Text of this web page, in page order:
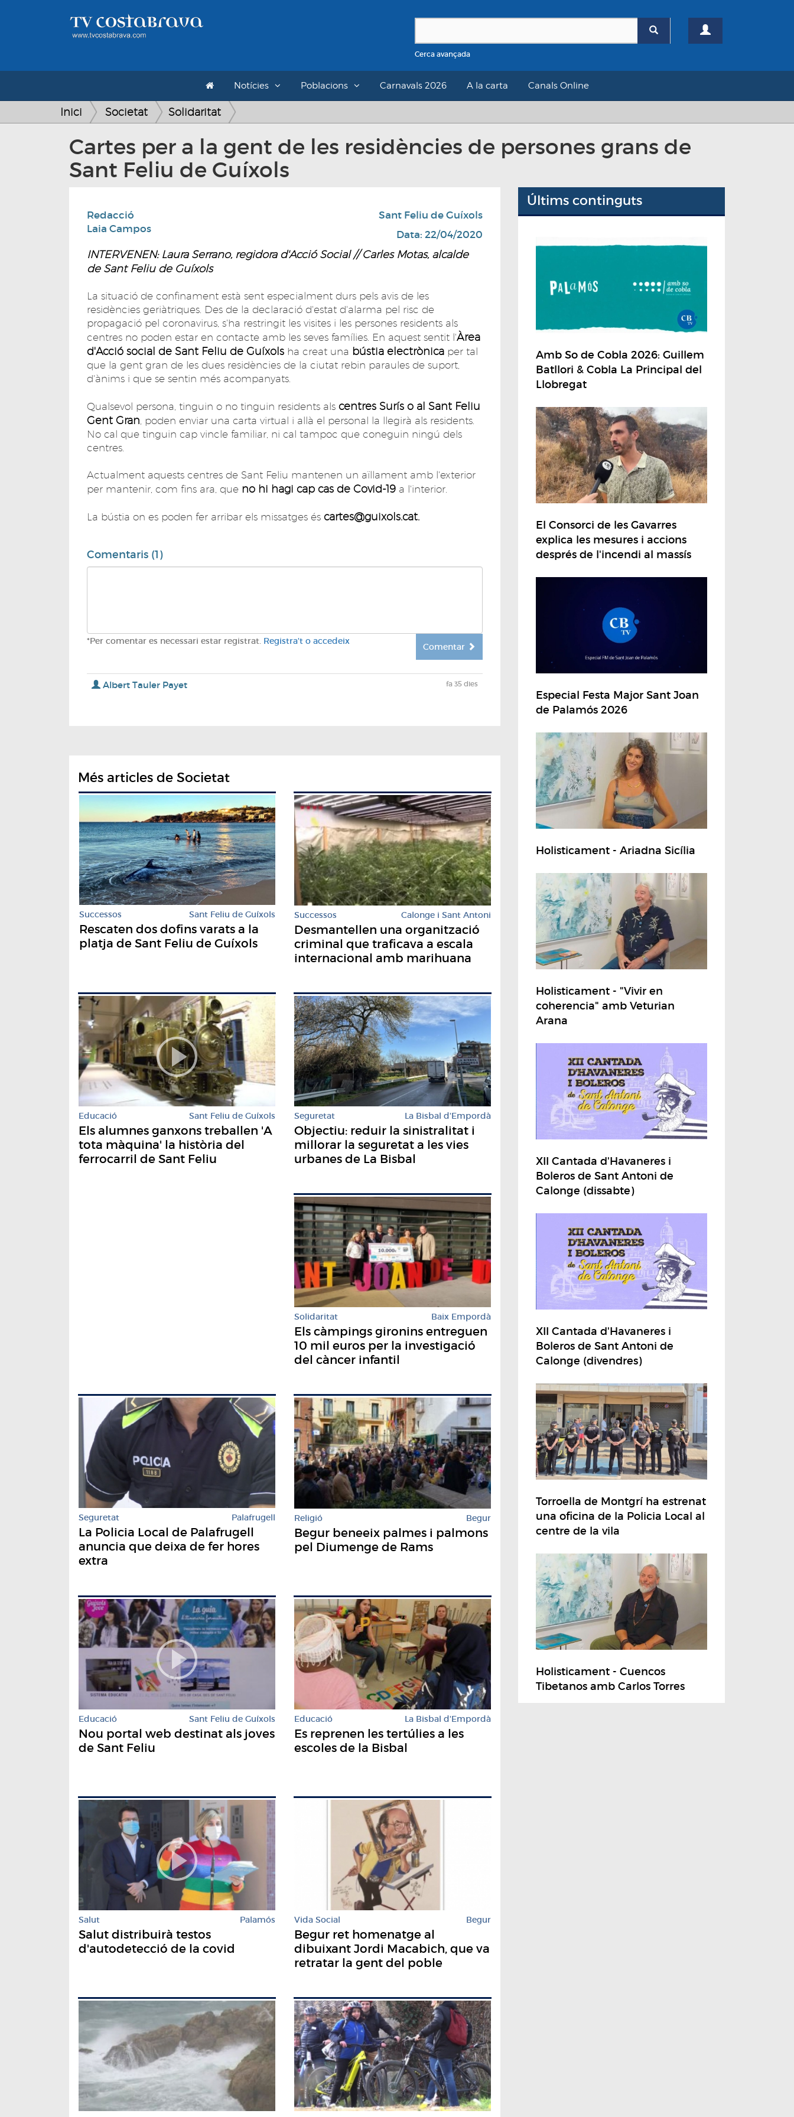
Cerca avançada
Notícies Poblacions Carnavals 2026 A la carta Canals Online
Inici Societat Solidaritat
Cartes per a la gent de les residències de persones grans de
Sant Feliu de Guíxols
Redacció
Laia Campos
Sant Feliu de Guíxols
Data: 22/04/2020
INTERVENEN: Laura Serrano, regidora d'Acció Social // Carles Motas, alcalde
de Sant Feliu de Guíxols
La situació de confinament està sent especialment durs pels avis de les
residències geriàtriques. Des de la declaració d'estat d'alarma pel risc de
propagació pel coronavirus, s'ha restringit les visites i les persones residents als
centres no poden estar en contacte amb les seves famílies. En aquest sentit l'Àrea
d'Acció social de Sant Feliu de Guíxols ha creat una bústia electrònica per tal
que la gent gran de les dues residències de la ciutat rebin paraules de suport,
d'ànims i que se sentin més acompanyats.
Qualsevol persona, tinguin o no tinguin residents als centres Surís o al Sant Feliu
Gent Gran, poden enviar una carta virtual i allà el personal la llegirà als residents.
No cal que tinguin cap vincle familiar, ni cal tampoc que coneguin ningú dels
centres.
Actualment aquests centres de Sant Feliu mantenen un aïllament amb l'exterior
per mantenir, com fins ara, que no hi hagi cap cas de Covid-19 a l'interior.
La bústia on es poden fer arribar els missatges és cartes@guixols.cat.
Comentaris (1)
*Per comentar es necessari estar registrat. Registra't o accedeix
Comentar
Albert Tauler Payet fa 35 dies
Més articles de Societat
Successos Sant Feliu de Guíxols
Rescaten dos dofins varats a la
platja de Sant Feliu de Guíxols
Successos Calonge i Sant Antoni
Desmantellen una organització
criminal que traficava a escala
internacional amb marihuana
Educació Sant Feliu de Guíxols
Els alumnes ganxons treballen 'A
tota màquina' la història del
ferrocarril de Sant Feliu
Seguretat La Bisbal d'Empordà
Objectiu: reduir la sinistralitat i
millorar la seguretat a les vies
urbanes de La Bisbal
Solidaritat Baix Empordà
Els càmpings gironins entreguen
10 mil euros per la investigació
del càncer infantil
Seguretat Palafrugell
La Policia Local de Palafrugell
anuncia que deixa de fer hores
extra
Religió Begur
Begur beneeix palmes i palmons
pel Diumenge de Rams
Educació Sant Feliu de Guíxols
Nou portal web destinat als joves
de Sant Feliu
Educació La Bisbal d'Empordà
Es reprenen les tertúlies a les
escoles de la Bisbal
Salut Palamós
Salut distribuirà testos
d'autodetecció de la covid
Vida Social Begur
Begur ret homenatge al
dibuixant Jordi Macabich, que va
retratar la gent del poble
Últims continguts
Amb So de Cobla 2026: Guillem
Batllori & Cobla La Principal del
Llobregat
El Consorci de les Gavarres
explica les mesures i accions
després de l'incendi al massís
Especial Festa Major Sant Joan
de Palamós 2026
Holisticament - Ariadna Sicília
Holisticament - "Vivir en
coherencia" amb Veturian
Arana
XII Cantada d'Havaneres i
Boleros de Sant Antoni de
Calonge (dissabte)
XII Cantada d'Havaneres i
Boleros de Sant Antoni de
Calonge (divendres)
Torroella de Montgrí ha estrenat
una oficina de la Policia Local al
centre de la vila
Holisticament - Cuencos
Tibetanos amb Carlos Torres